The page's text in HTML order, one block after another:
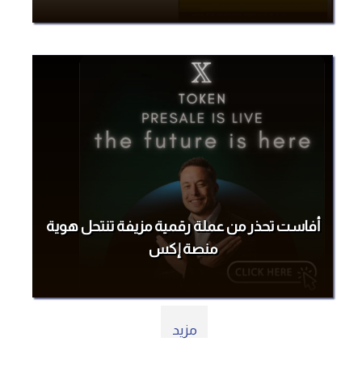
أفاست تحذر من عملة رقمية مزيفة تنتحل هوية
منصة إكس
مزيد